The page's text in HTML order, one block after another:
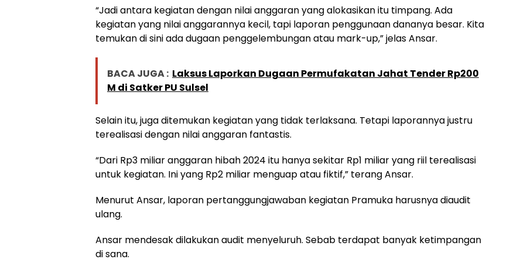
“Jadi antara kegiatan dengan nilai anggaran yang alokasikan itu timpang. Ada
kegiatan yang nilai anggarannya kecil, tapi laporan penggunaan dananya besar. Kita
temukan di sini ada dugaan penggelembungan atau mark-up,” jelas Ansar.
BACA JUGA : Laksus Laporkan Dugaan Permufakatan Jahat Tender Rp200
M di Satker PU Sulsel
Selain itu, juga ditemukan kegiatan yang tidak terlaksana. Tetapi laporannya justru
terealisasi dengan nilai anggaran fantastis.
“Dari Rp3 miliar anggaran hibah 2024 itu hanya sekitar Rp1 miliar yang riil terealisasi
untuk kegiatan. Ini yang Rp2 miliar menguap atau fiktif,” terang Ansar.
Menurut Ansar, laporan pertanggungjawaban kegiatan Pramuka harusnya diaudit
ulang.
Ansar mendesak dilakukan audit menyeluruh. Sebab terdapat banyak ketimpangan
di sana.